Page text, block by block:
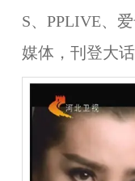
S、PPLIVE、
媒体，刊登大